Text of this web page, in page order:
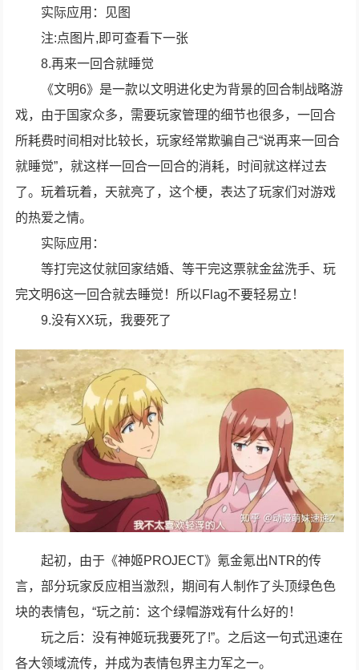
实际应用：见图
注:点图片,即可查看下一张
8.再来一回合就睡觉
《文明6》是一款以文明进化史为背景的回合制战略游
戏，由于国家众多，需要玩家管理的细节也很多，一回合
所耗费时间相对比较长，玩家经常欺骗自己“说再来一回合
就睡觉”，就这样一回合一回合的消耗，时间就这样过去
了。玩着玩着，天就亮了，这个梗，表达了玩家们对游戏
的热爱之情。
实际应用：
等打完这仗就回家结婚、等干完这票就金盆洗手、玩
完文明6这一回合就去睡觉！所以Flag不要轻易立！
9.没有XX玩，我要死了
起初，由于《神姬PROJECT》氪金氪出NTR的传
言，部分玩家反应相当激烈，期间有人制作了头顶绿色色
块的表情包，“玩之前：这个绿帽游戏有什么好的！
玩之后：没有神姬玩我要死了!”。之后这一句式迅速在
各大领域流传，并成为表情包界主力军之一。